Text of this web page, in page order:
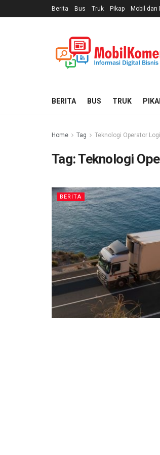
Berita Bus Truk Pikap Mobil dan
BERITA BUS TRUK
Home Tag Teknologi Operator
Tag:Teknologi
BERITA